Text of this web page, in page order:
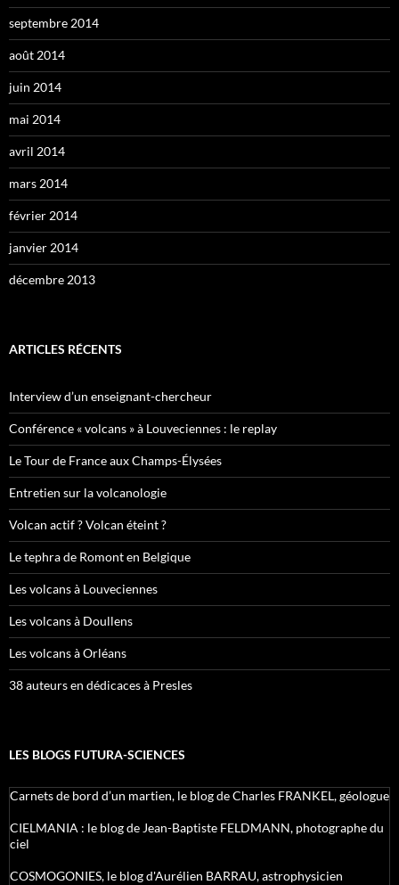
septembre 2014
août 2014
juin 2014
mai 2014
avril 2014
mars 2014
février 2014
janvier 2014
décembre 2013
ARTICLES RÉCENTS
Interview d’un enseignant-chercheur
Conférence « volcans » à Louveciennes : le replay
Le Tour de France aux Champs-Élysées
Entretien sur la volcanologie
Volcan actif ? Volcan éteint ?
Le tephra de Romont en Belgique
Les volcans à Louveciennes
Les volcans à Doullens
Les volcans à Orléans
38 auteurs en dédicaces à Presles
LES BLOGS FUTURA-SCIENCES
Carnets de bord d’un martien, le blog de Charles FRANKEL, géologue
CIELMANIA : le blog de Jean-Baptiste FELDMANN, photographe du
ciel
COSMOGONIES, le blog d'Aurélien BARRAU, astrophysicien